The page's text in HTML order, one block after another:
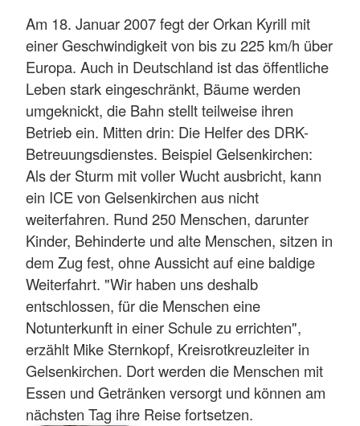
Am 18. Januar 2007 fegt der Orkan Kyrill mit
einer Geschwindigkeit von bis zu 225 km/h über
Europa. Auch in Deutschland ist das öffentliche
Leben stark eingeschränkt, Bäume werden
umgeknickt, die Bahn stellt teilweise ihren
Betrieb ein. Mitten drin: Die Helfer des DRK-
Betreuungsdienstes. Beispiel Gelsenkirchen:
Als der Sturm mit voller Wucht ausbricht, kann
ein ICE von Gelsenkirchen aus nicht
weiterfahren. Rund 250 Menschen, darunter
Kinder, Behinderte und alte Menschen, sitzen in
dem Zug fest, ohne Aussicht auf eine baldige
Weiterfahrt. "Wir haben uns deshalb
entschlossen, für die Menschen eine
Notunterkunft in einer Schule zu errichten",
erzählt Mike Sternkopf, Kreisrotkreuzleiter in
Gelsenkirchen. Dort werden die Menschen mit
Essen und Getränken versorgt und können am
nächsten Tag ihre Reise fortsetzen.